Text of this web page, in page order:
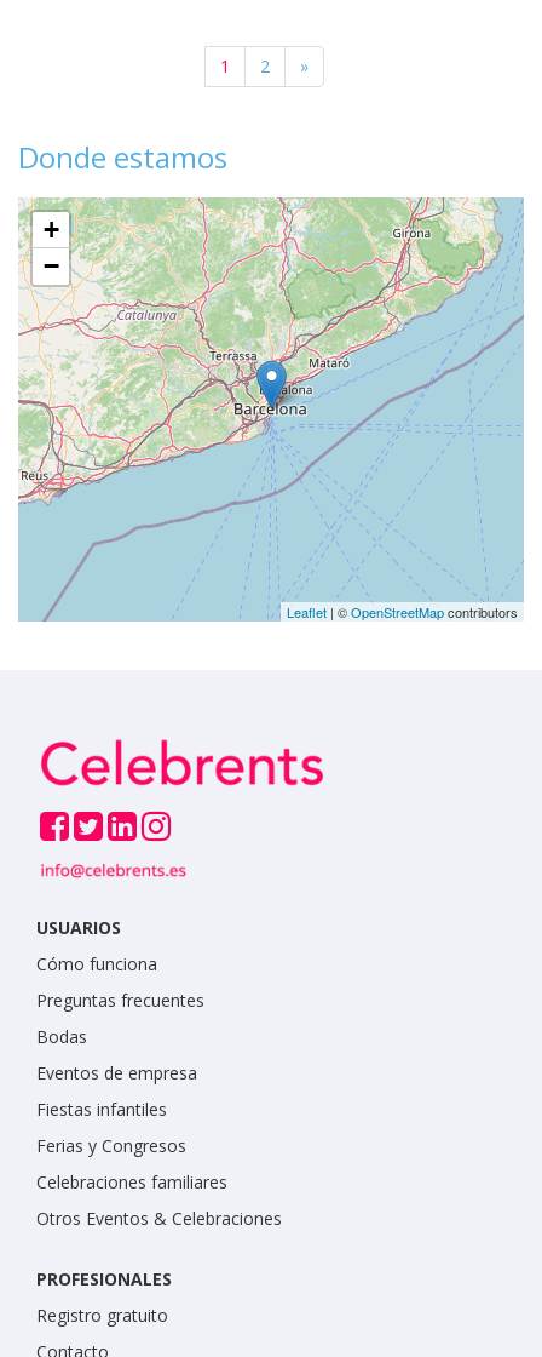
1 2 »
Donde estamos
+
−
Leaflet | ©OpenStreetMapcontributors
USUARIOS
Cómo funciona
Preguntas frecuentes
Bodas
Eventos de empresa
Fiestas infantiles
Ferias y Congresos
Celebraciones familiares
Otros Eventos & Celebraciones
PROFESIONALES
Registro gratuito
Contacto